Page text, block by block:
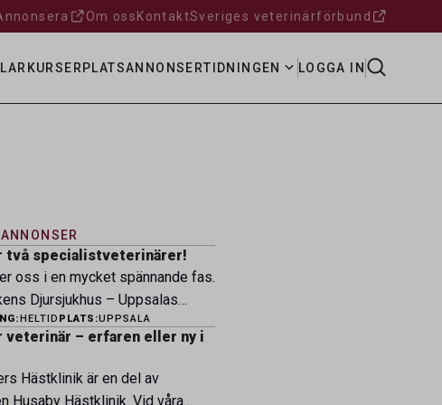
Om oss KontaktSveriges veterinärförbund
KURSER PLATSANNONSERTIDNINGEN LOGGA IN
två specialistveterinärer!
oss i en mycket spännande fas.
Djursjukhus – Uppsalas
– expanderar nu sin
och söker
veterinärer med
som vill vara med
HELTID PLATS:UPPSALA
veterinär – erfaren eller ny i
Hästklinik är en del av
Husaby Hästklinik. Vid våra